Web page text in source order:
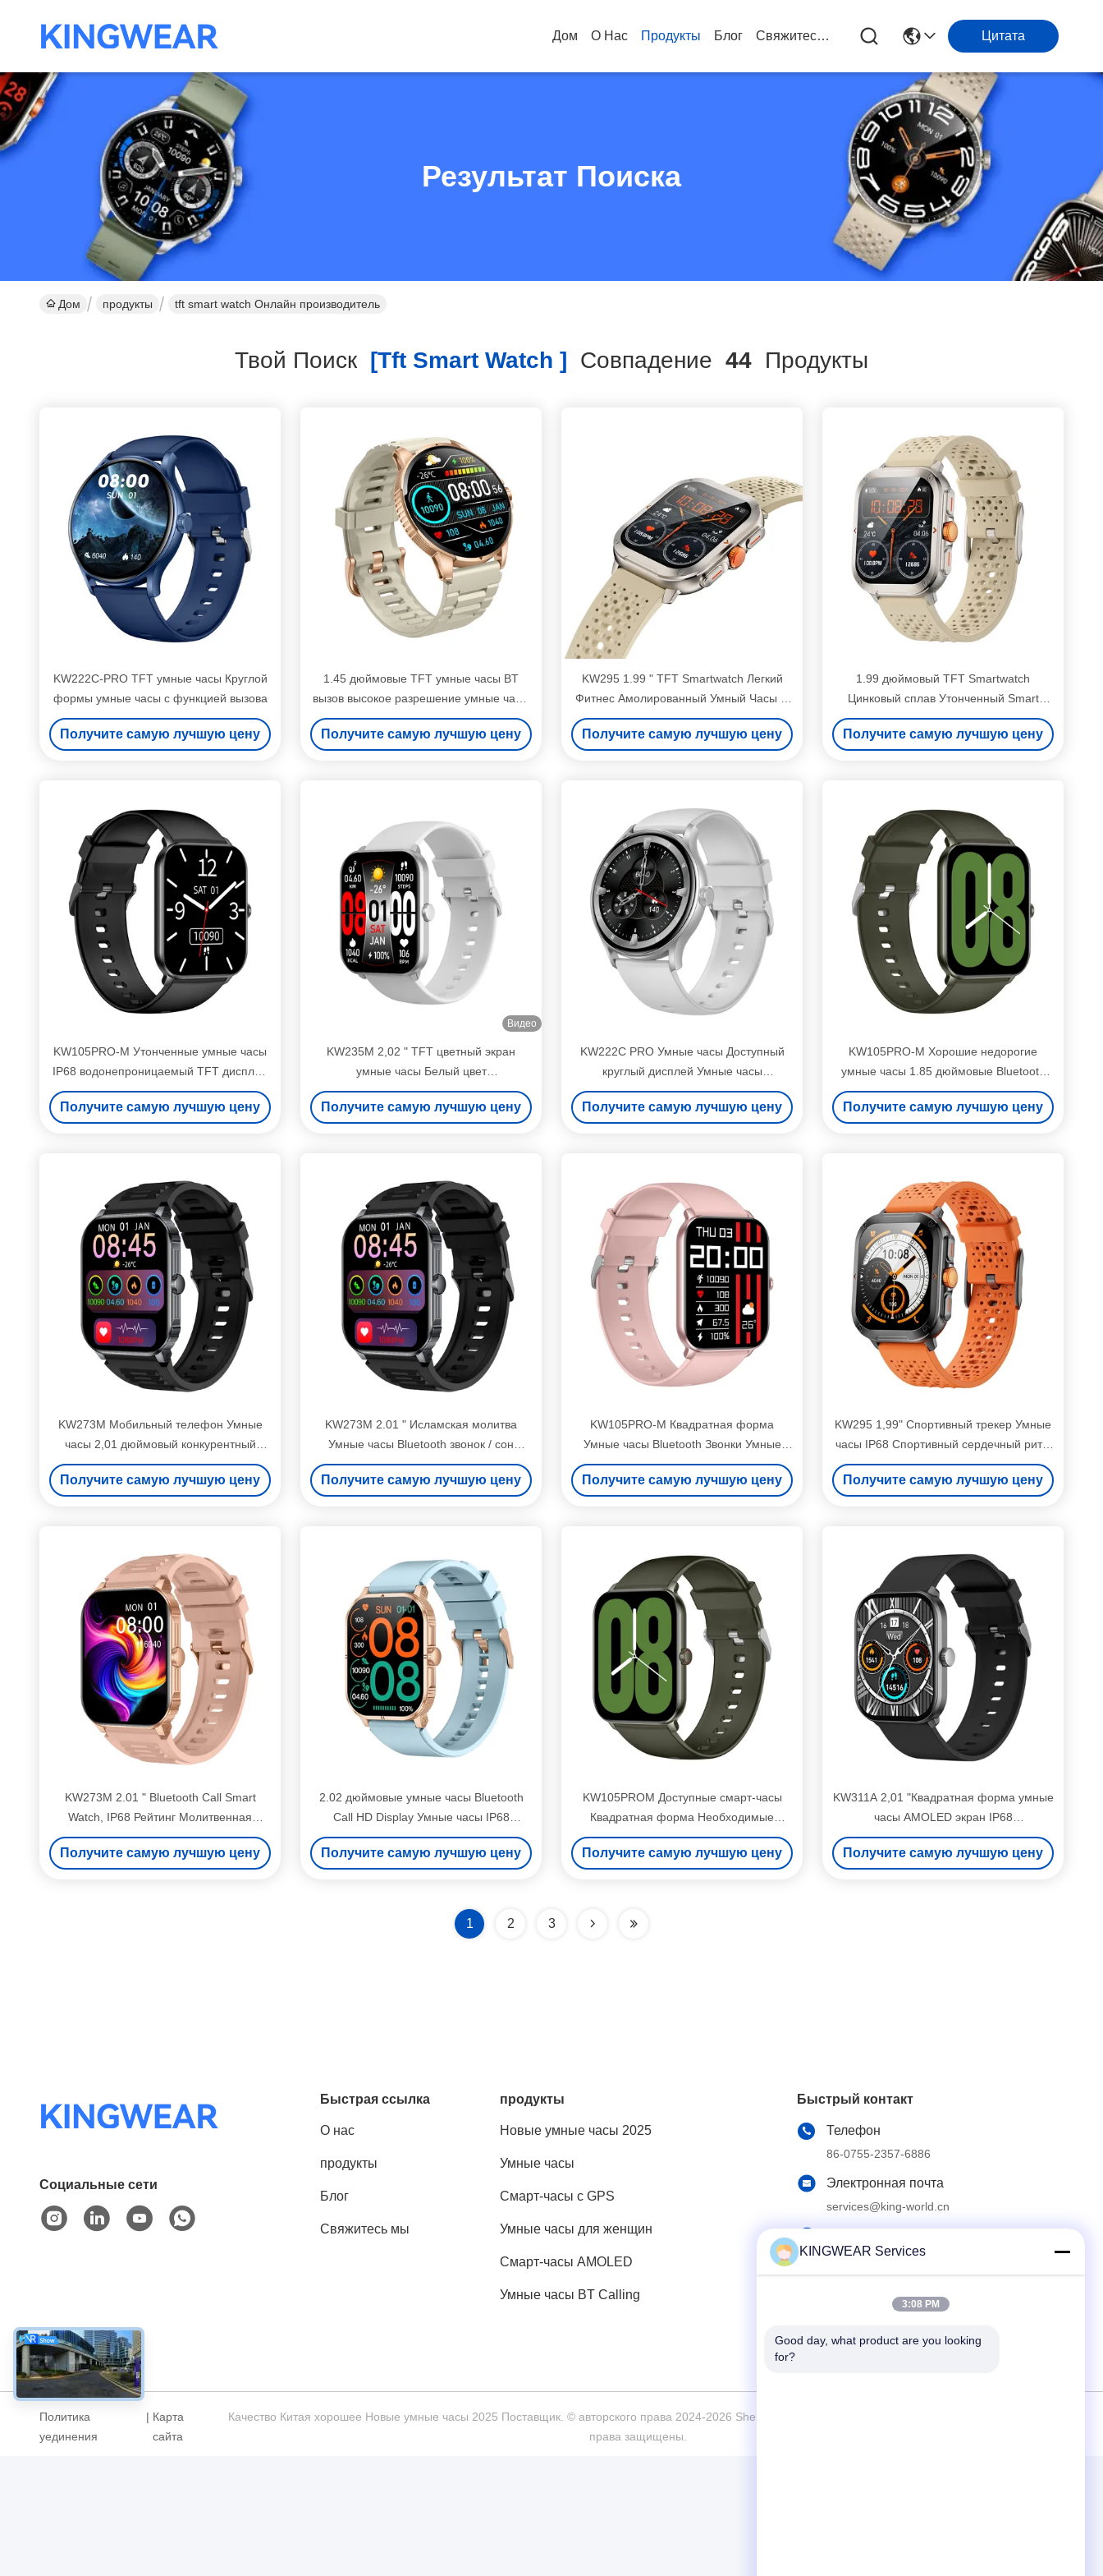
Дом О Нас Продукты Блог Свяжитесь Мы Цитата
Результат Поиска
Дом продукты tft smart watch Онлайн производитель
Твой Поиск [tft Smart Watch ] Совпадение 44 Продукты
KW222C-PRO TFT умные часы Круглой
формы умные часы с функцией вызова
Получите самую лучшую цену
1.45 дюймовые TFT умные часы BT
вызов высокое разрешение умные часы
здоровье мониторинга
Получите самую лучшую цену
KW295 1.99 " TFT Smartwatch Легкий
Фитнес Амолированный Умный Часы С
Bluetooth Звонки
Получите самую лучшую цену
1.99 дюймовый TFT Smartwatch
Цинковый сплав Утонченный Smart
Watch HD дисплей
Получите самую лучшую цену
KW105PRO-M Утонченные умные часы
IP68 водонепроницаемый TFT дисплей
умные часы
Получите самую лучшую цену
Видео
KW235M 2,02 " TFT цветный экран
умные часы Белый цвет
водонепроницаемые IP68 умные часы
Получите самую лучшую цену
KW222C PRO Умные часы Доступный
круглый дисплей Умные часы
водонепроницаемые IP68
Получите самую лучшую цену
KW105PRO-M Хорошие недорогие
умные часы 1.85 дюймовые Bluetooth
звонки и смарт-дисплей Smartwatch
Получите самую лучшую цену
KW273M Мобильный телефон Умные
часы 2,01 дюймовый конкурентный
фитнес-трекер Умные часы
Получите самую лучшую цену
KW273M 2.01 " Исламская молитва
Умные часы Bluetooth звонок / сон
Монитор Умные часы
водонепроницаемые
Получите самую лучшую цену
KW105PRO-M Квадратная форма
Умные часы Bluetooth Звонки Умные
часы Амолированный дисплей
Получите самую лучшую цену
KW295 1,99" Спортивный трекер Умные
часы IP68 Спортивный сердечный ритм
Водостойкие Умные часы
Получите самую лучшую цену
KW273M 2.01 " Bluetooth Call Smart
Watch, IP68 Рейтинг Молитвенная
функция смарт-часов
Получите самую лучшую цену
2.02 дюймовые умные часы Bluetooth
Call HD Display Умные часы IP68
водонепроницаемые
Получите самую лучшую цену
KW105PROM Доступные смарт-часы
Квадратная форма Необходимые
смарт-часы IP68 водонепроницаемые
Получите самую лучшую цену
KW311A 2,01 "Квадратная форма умные
часы AMOLED экран IP68
водонепроницаемый
Получите самую лучшую цену
1 2 3
Социальные сети
Быстрая ссылка
О нас
продукты
Блог
Свяжитесь мы
продукты
Новые умные часы 2025
Умные часы
Смарт-часы с GPS
Умные часы для женщин
Смарт-часы AMOLED
Умные часы BT Calling
Быстрый контакт
Телефон
86-0755-2357-6886
Электронная почта
services@king-world.cn
41-й этаж, здание А, Центр цифровых
инноваций Лонгхуа, улица Минцзи, район
Политика
уединения
| Карта
сайта
Качество Китая хорошее Новые умные часы 2025 Поставщик. © авторского права 2024-2026 Shenzhen Kingwear Technology Development Co., Ltd . Все
права защищены.
KINGWEAR Services
3:08 PM
Good day, what product are you looking
for?